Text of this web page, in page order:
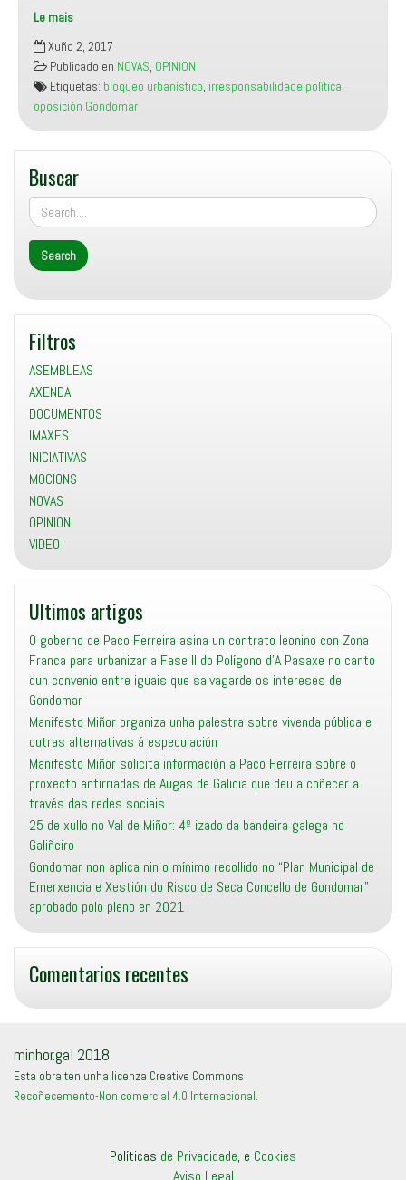
Le mais
Bloqueo
urbanístico
e
irresponsabilidade
política
da
oposición
en
Gondomar
Xuño 2, 2017
Publicado en NOVAS, OPINION
Etiquetas: bloqueo urbanístico, irresponsabilidade política,
oposición Gondomar
Buscar
Filtros
ASEMBLEAS
AXENDA
DOCUMENTOS
IMAXES
INICIATIVAS
MOCIONS
NOVAS
OPINION
VIDEO
Ultimos artigos
O goberno de Paco Ferreira asina un contrato leonino con Zona
Franca para urbanizar a Fase II do Polígono d’A Pasaxe no canto
dun convenio entre iguais que salvagarde os intereses de
Gondomar
Manifesto Miñor organiza unha palestra sobre vivenda pública e
outras alternativas á especulación
Manifesto Miñor solicita información a Paco Ferreira sobre o
proxecto antirriadas de Augas de Galicia que deu a coñecer a
través das redes sociais
25 de xullo no Val de Miñor: 4º izado da bandeira galega no
Galiñeiro
Gondomar non aplica nin o mínimo recollido no “Plan Municipal de
Emerxencia e Xestión do Risco de Seca Concello de Gondomar”
aprobado polo pleno en 2021
Comentarios recentes
minhor.gal 2018
Esta obra ten unha licenza Creative Commons
Recoñecemento-Non comercial 4.0 Internacional.
Políticas de Privacidade, e Cookies
Aviso Legal